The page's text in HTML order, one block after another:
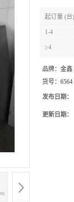
起订量 (台)
1-4
≥4
品牌： 金鑫
货号： 6564
发布日期：
更新日期：